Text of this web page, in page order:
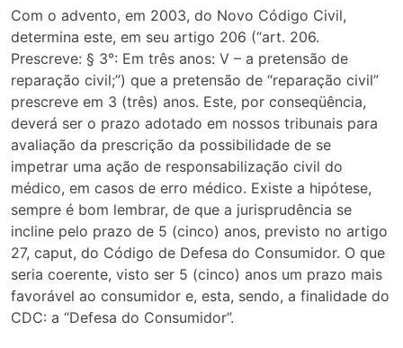
Com o advento, em 2003, do Novo Código Civil,
determina este, em seu artigo 206 (“art. 206.
Prescreve: § 3°: Em três anos: V – a pretensão de
reparação civil;”) que a pretensão de “reparação civil”
prescreve em 3 (três) anos. Este, por conseqüência,
deverá ser o prazo adotado em nossos tribunais para
avaliação da prescrição da possibilidade de se
impetrar uma ação de responsabilização civil do
médico, em casos de erro médico. Existe a hipótese,
sempre é bom lembrar, de que a jurisprudência se
incline pelo prazo de 5 (cinco) anos, previsto no artigo
27, caput, do Código de Defesa do Consumidor. O que
seria coerente, visto ser 5 (cinco) anos um prazo mais
favorável ao consumidor e, esta, sendo, a finalidade do
CDC: a “Defesa do Consumidor”.